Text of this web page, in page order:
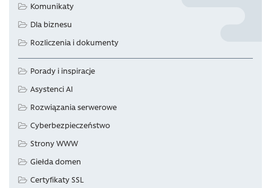
Komunikaty
Dla biznesu
Rozliczenia i dokumenty
Porady i inspiracje
Asystenci AI
Rozwiązania serwerowe
Cyberbezpieczeństwo
Strony WWW
Giełda domen
Certyfikaty SSL